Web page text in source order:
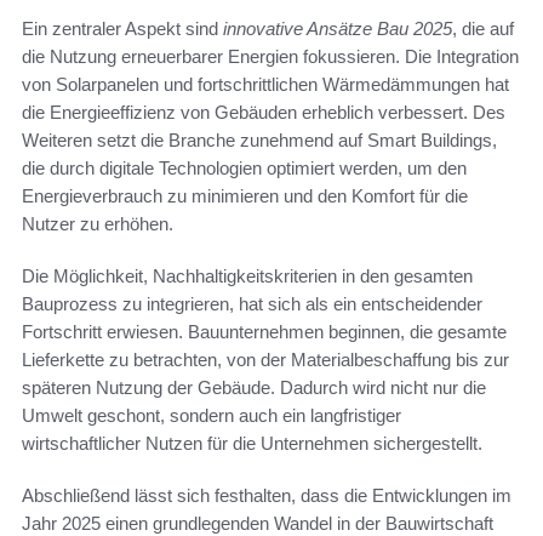
Ein zentraler Aspekt sind innovative Ansätze Bau 2025, die auf
die Nutzung erneuerbarer Energien fokussieren. Die Integration
von Solarpanelen und fortschrittlichen Wärmedämmungen hat
die Energieeffizienz von Gebäuden erheblich verbessert. Des
Weiteren setzt die Branche zunehmend auf Smart Buildings,
die durch digitale Technologien optimiert werden, um den
Energieverbrauch zu minimieren und den Komfort für die
Nutzer zu erhöhen.
Die Möglichkeit, Nachhaltigkeitskriterien in den gesamten
Bauprozess zu integrieren, hat sich als ein entscheidender
Fortschritt erwiesen. Bauunternehmen beginnen, die gesamte
Lieferkette zu betrachten, von der Materialbeschaffung bis zur
späteren Nutzung der Gebäude. Dadurch wird nicht nur die
Umwelt geschont, sondern auch ein langfristiger
wirtschaftlicher Nutzen für die Unternehmen sichergestellt.
Abschließend lässt sich festhalten, dass die Entwicklungen im
Jahr 2025 einen grundlegenden Wandel in der Bauwirtschaft